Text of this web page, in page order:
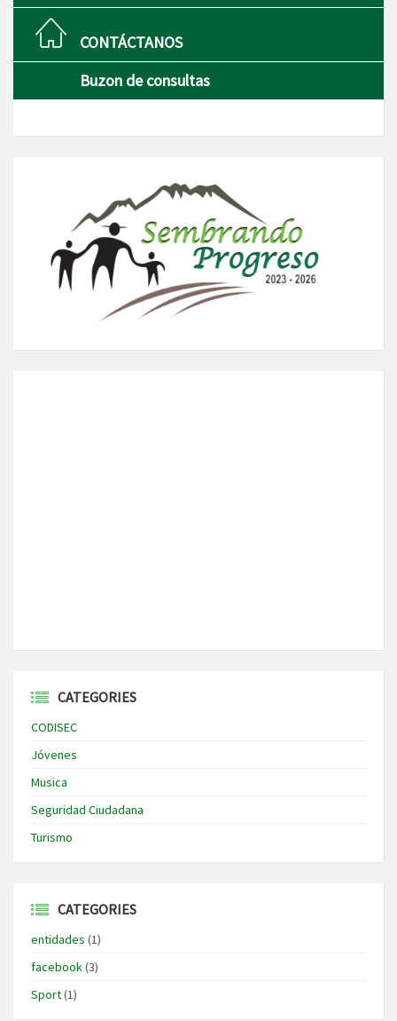
CONTÁCTANOS
Buzon de consultas
CATEGORIES
CODISEC
Jóvenes
Musica
Seguridad Ciudadana
Turismo
CATEGORIES
entidades (1)
facebook(3)
Sport(1)